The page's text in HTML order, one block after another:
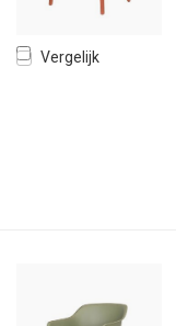
Vergelijk